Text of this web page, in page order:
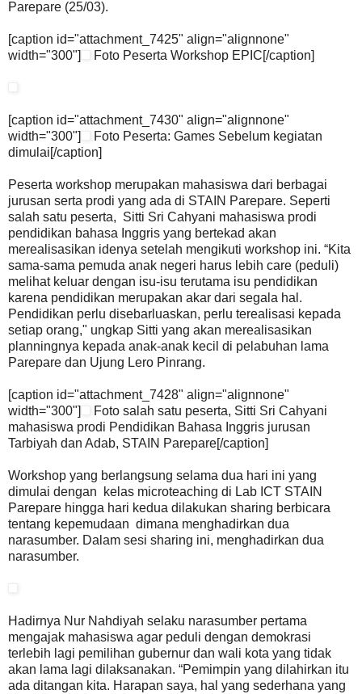
Parepare (25/03).
[caption id="attachment_7425" align="alignnone"
width="300"]
Foto Peserta Workshop EPIC[/caption]
[caption id="attachment_7430" align="alignnone"
width="300"]
Foto Peserta: Games Sebelum kegiatan
dimulai[/caption]
Peserta workshop merupakan mahasiswa dari berbagai
jurusan serta prodi yang ada di STAIN Parepare. Seperti
salah satu peserta, Sitti Sri Cahyani mahasiswa prodi
pendidikan bahasa Inggris yang bertekad akan
merealisasikan idenya setelah mengikuti workshop ini. “Kita
sama-sama pemuda anak negeri harus lebih care (peduli)
melihat keluar dengan isu-isu terutama isu pendidikan
karena pendidikan merupakan akar dari segala hal.
Pendidikan perlu disebarluaskan, perlu terealisasi kepada
setiap orang," ungkap Sitti yang akan merealisasikan
planningnya kepada anak-anak kecil di pelabuhan lama
Parepare dan Ujung Lero Pinrang.
[caption id="attachment_7428" align="alignnone"
width="300"]
Foto salah satu peserta, Sitti Sri Cahyani
mahasiswa prodi Pendidikan Bahasa Inggris jurusan
Tarbiyah dan Adab, STAIN Parepare[/caption]
Workshop yang berlangsung selama dua hari ini yang
dimulai dengan kelas microteaching di Lab ICT STAIN
Parepare hingga hari kedua dilakukan sharing berbicara
tentang kepemudaan dimana menghadirkan dua
narasumber. Dalam sesi sharing ini, menghadirkan dua
narasumber.
Hadirnya Nur Nahdiyah selaku narasumber pertama
mengajak mahasiswa agar peduli dengan demokrasi
terlebih lagi pemilihan gubernur dan wali kota yang tidak
akan lama lagi dilaksanakan. “Pemimpin yang dilahirkan itu
ada ditangan kita. Harapan saya, hal yang sederhana yang